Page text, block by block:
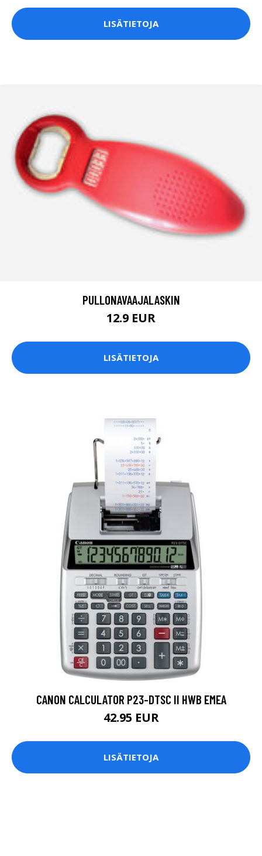
LISÄTIETOJA
PULLONAVAAJALASKIN
12.9 EUR
LISÄTIETOJA
CANON CALCULATOR P23-DTSC II HWB EMEA
42.95 EUR
LISÄTIETOJA